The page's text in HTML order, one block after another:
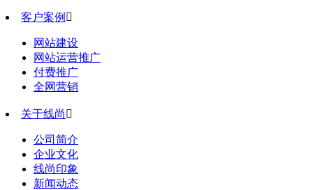
客户案例 
网站建设
网站运营推广
付费推广
全网营销
关于线尚 
公司简介
企业文化
线尚印象
新闻动态